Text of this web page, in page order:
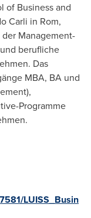
of Business and
Carli in Rom,
Management-
berufliche
Das
MBA, BA und
Programme
LUISS_Busin